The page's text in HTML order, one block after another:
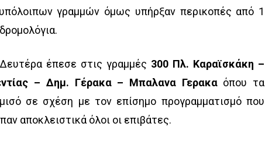
γραμμών όμως υπήρξαν περικοπές από 1
έπεσε στις γραμμές 300 Πλ. Καραϊσκάκη –
– Δημ. Γέρακα – Μπαλανα Γερακαόπου τα
σε σχέση με τον επίσημο προγραμματισμό που
αποκλειστικά όλοι οι επιβάτες.